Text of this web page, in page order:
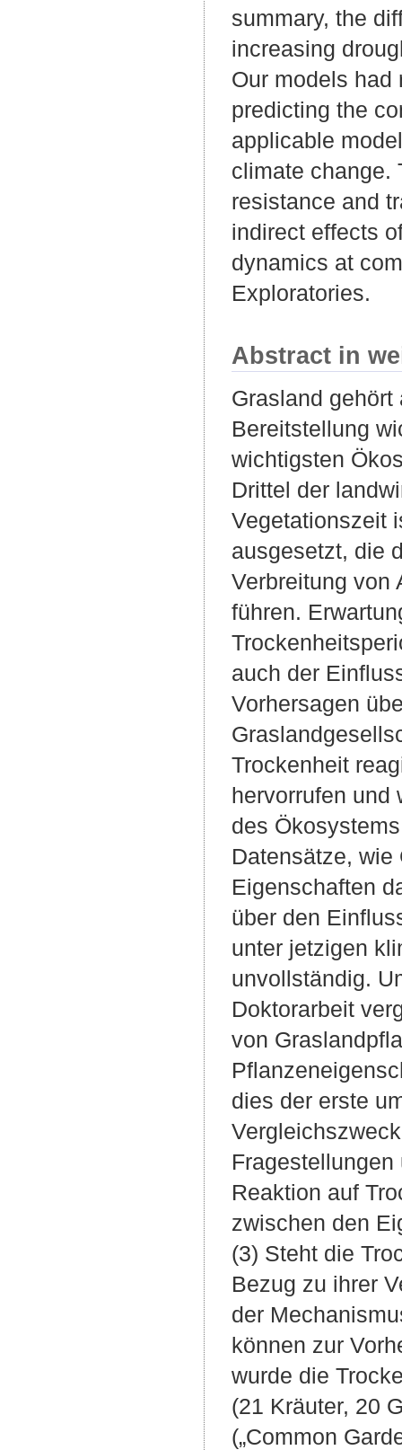
summary, the
increasing
Our models had
predicting the
applicable
climate change.
resistance and
indirect effects
dynamics at
Exploratories.
Abstract in
Grasland
Bereitstellung
wichtigsten
Drittel der
Vegetationszeit
ausgesetzt, die
Verbreitung von
führen.
auch der
Vorhersagen
Trockenheit
hervorrufen und
des
Datensätze, wie
Eigenschaften
über den
unter jetzigen
unvollständig.
Doktorarbeit
von
dies der erste
Reaktion auf
zwischen den
(3) Steht die
Bezug zu ihrer
der
können zur
wurde die
(21 Kräuter, 20
(„Common